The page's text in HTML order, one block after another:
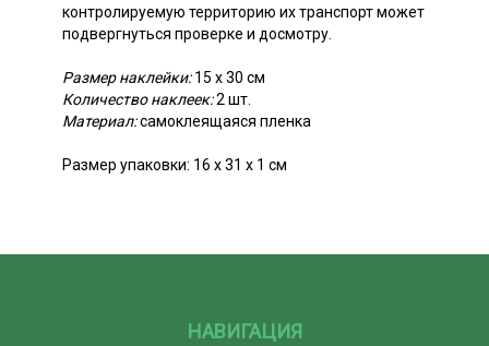
контролируемую территорию их транспорт может
подвергнуться проверке и досмотру.
Размер наклейки:15 х 30 см
Количество наклеек:2 шт.
Материал:самоклеящаяся пленка
Размер упаковки: 16 х 31 х 1 см
НАВИГАЦИЯ